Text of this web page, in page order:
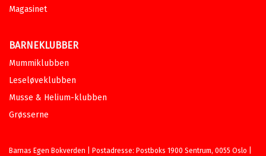
Magasinet
BARNEKLUBBER
Mummiklubben
Leseløveklubben
Musse & Helium-klubben
Grøsserne
Barnas Egen Bokverden | Postadresse: Postboks 1900 Sentrum, 0055 Oslo |